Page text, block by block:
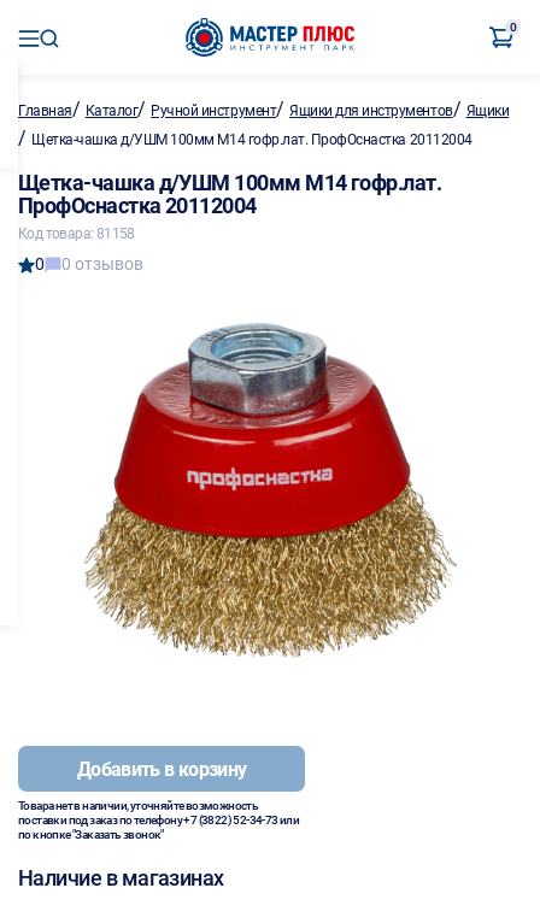
0
Главная/ Каталог/ Ручной инструмент/Ящики для инструментов/ Ящики
/ Щетка-чашка д/УШМ 100мм М14 гофр.лат. ПрофОснастка 20112004
Щетка-чашка д/УШМ 100мм М14 гофр.лат.
ПрофОснастка 20112004
Код товара: 81158
0 0 отзывов
Добавить в корзину
Товара нет в наличии, уточняйте возможность
поставки под заказ по телефону+7 (3822) 52-34-73или
по кнопке "Заказать звонок"
Наличие в магазинах